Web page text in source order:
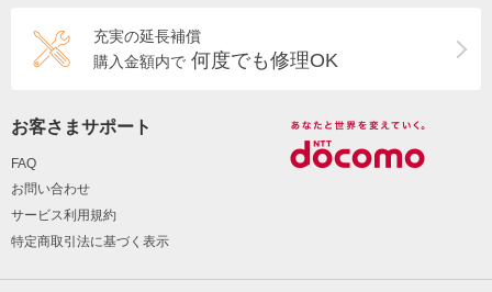
充実の延長補償
購入金額内で 何度でも修理OK
お客さまサポート
FAQ
お問い合わせ
サービス利用規約
特定商取引法に基づく表示